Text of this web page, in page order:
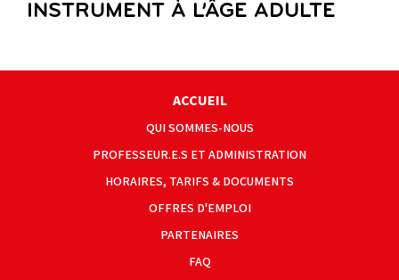
INSTRUMENT À L’ÂGE ADULTE
ACCUEIL
QUI SOMMES-NOUS
PROFESSEUR.E.S ET ADMINISTRATION
HORAIRES, TARIFS & DOCUMENTS
OFFRES D'EMPLOI
PARTENAIRES
FAQ